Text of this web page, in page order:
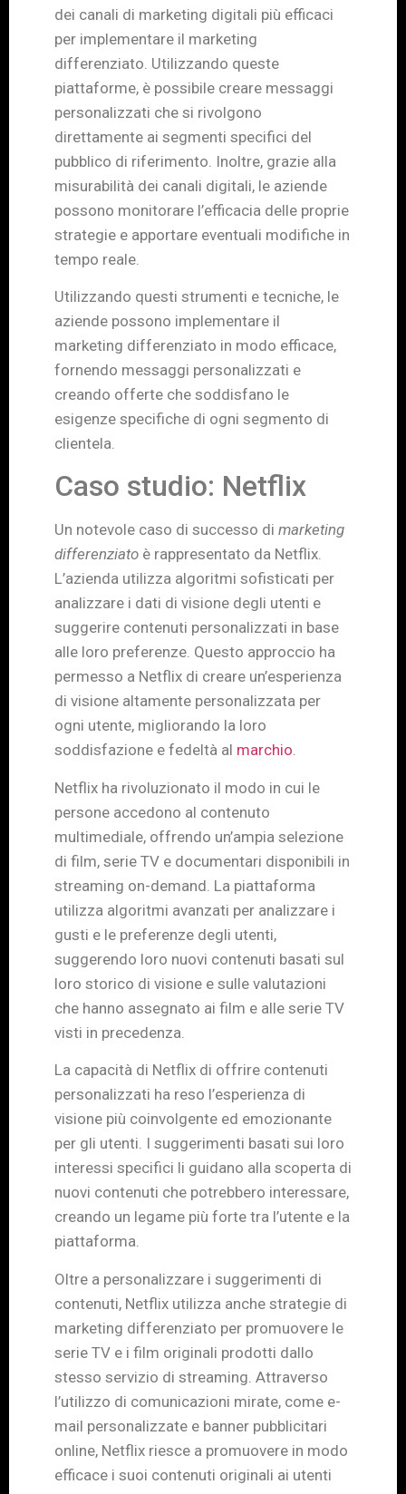
dei canali di marketing digitali più efficaci
per implementare il marketing
differenziato. Utilizzando queste
piattaforme, è possibile creare messaggi
personalizzati che si rivolgono
direttamente ai segmenti specifici del
pubblico di riferimento. Inoltre, grazie alla
misurabilità dei canali digitali, le aziende
possono monitorare l’efficacia delle proprie
strategie e apportare eventuali modifiche in
tempo reale.
Utilizzando questi strumenti e tecniche, le
aziende possono implementare il
marketing differenziato in modo efficace,
fornendo messaggi personalizzati e
creando offerte che soddisfano le
esigenze specifiche di ogni segmento di
clientela.
Caso studio: Netflix
Un notevole caso di successo di marketing
differenziato è rappresentato da Netflix.
L’azienda utilizza algoritmi sofisticati per
analizzare i dati di visione degli utenti e
suggerire contenuti personalizzati in base
alle loro preferenze. Questo approccio ha
permesso a Netflix di creare un’esperienza
di visione altamente personalizzata per
ogni utente, migliorando la loro
soddisfazione e fedeltà al marchio.
Netflix ha rivoluzionato il modo in cui le
persone accedono al contenuto
multimediale, offrendo un’ampia selezione
di film, serie TV e documentari disponibili in
streaming on-demand. La piattaforma
utilizza algoritmi avanzati per analizzare i
gusti e le preferenze degli utenti,
suggerendo loro nuovi contenuti basati sul
loro storico di visione e sulle valutazioni
che hanno assegnato ai film e alle serie TV
visti in precedenza.
La capacità di Netflix di offrire contenuti
personalizzati ha reso l’esperienza di
visione più coinvolgente ed emozionante
per gli utenti. I suggerimenti basati sui loro
interessi specifici li guidano alla scoperta di
nuovi contenuti che potrebbero interessare,
creando un legame più forte tra l’utente e la
piattaforma.
Oltre a personalizzare i suggerimenti di
contenuti, Netflix utilizza anche strategie di
marketing differenziato per promuovere le
serie TV e i film originali prodotti dallo
stesso servizio di streaming. Attraverso
l’utilizzo di comunicazioni mirate, come e-
mail personalizzate e banner pubblicitari
online, Netflix riesce a promuovere in modo
efficace i suoi contenuti originali ai utenti